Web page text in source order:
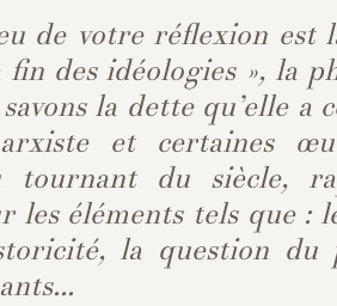
de votre réflexion est
des idéologies », la
la dette qu’elle a
et certaines
tournant du siècle,
les éléments tels que :
la question du